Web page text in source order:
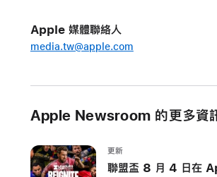
Apple 媒體聯絡人
media.tw@apple.com
Apple Newsroom 的更多資
更新
聯盟盃 8 月 4 日在